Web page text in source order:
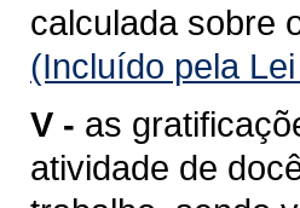
calculada sobre
(Incluído pela
V - as
atividade de